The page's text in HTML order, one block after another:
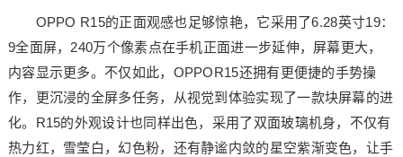
OPPO R15的正面观感也足够惊艳，它采用了6.28英寸19：
9全面屏，240万个像素点在手机正面进一步延伸，屏幕更大，
内容显示更多。不仅如此，OPPOR15还拥有更便捷的手势操
作，更沉浸的全屏多任务，从视觉到体验实现了一款块屏幕的进
化。R15的外观设计也同样出色，采用了双面玻璃机身，不仅有
热力红，雪莹白，幻色粉，还有静谧内敛的星空紫渐变色，让手